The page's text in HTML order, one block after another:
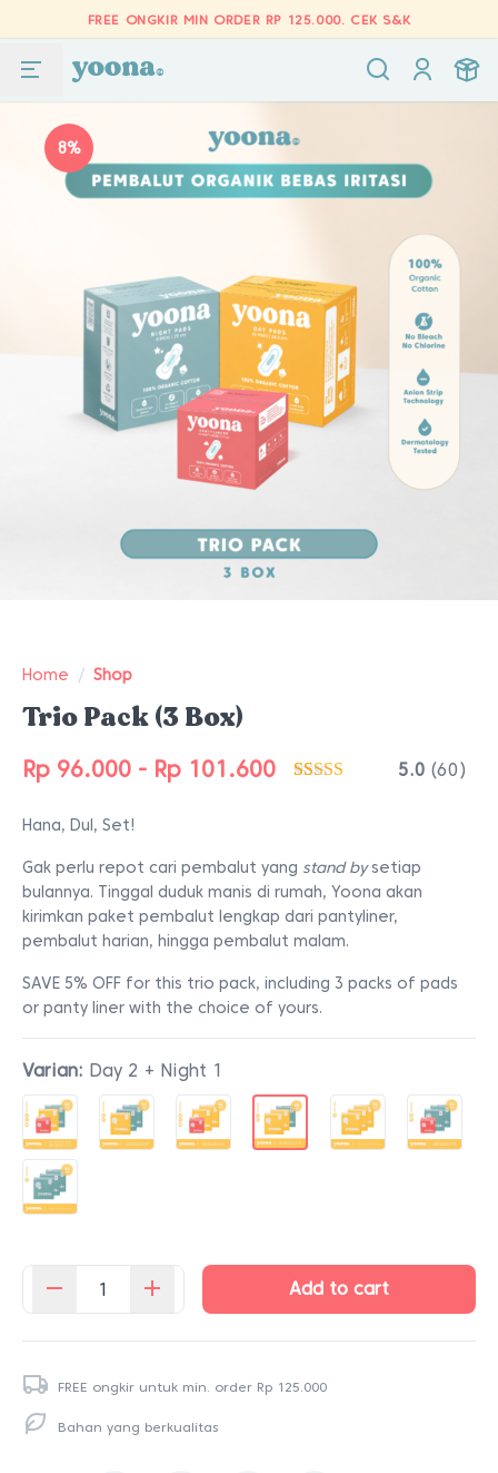
FREE ONGKIR MIN ORDER RP 125.000. CEK S&K
8%
Home / Shop
Trio Pack (3 Box)
Rp 96.000 - Rp 101.600
pelanggan
5.0 (60)
Hana, Dul, Set!
Gak perlu repot cari pembalut yang stand bysetiap
bulannya. Tinggal duduk manis di rumah, Yoona akan
kirimkan paket pembalut lengkap dari pantyliner,
pembalut harian, hingga pembalut malam.
SAVE 5% OFF for this trio pack, including 3 packs of pads
or panty liner with the choice of yours.
Varian: Day 2 + Night 1
Kuantitas
(3
Add to cart
FREE ongkir untuk min. order Rp 125.000
Bahan yang berkualitas